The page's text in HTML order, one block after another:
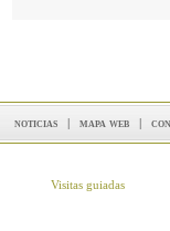
noticias | mapa web |
Visitas guiadas